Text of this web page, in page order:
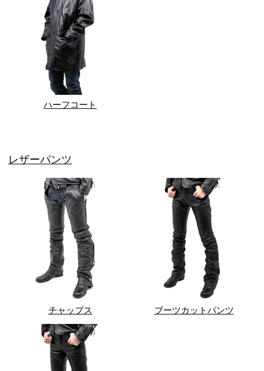
ハーフコート
レザーパンツ
チャップス ブーツカットパンツ